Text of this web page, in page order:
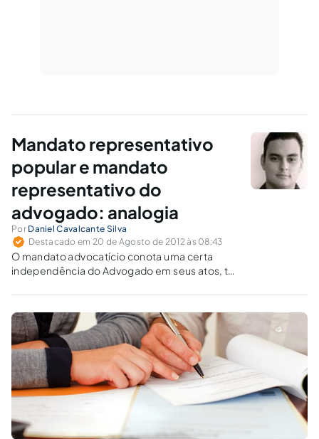
Mandato representativo
popular e mandato
representativo do
advogado: analogia
Por Daniel Cavalcante Silva
Destacado em 20 de Agosto de 2012 às 08:43
O mandato advocatício conota uma certa
independência do Advogado em seus atos, tal
sendo os atos e procedimentos do Advogado
uma expressão do seu representado perante
os tribunais e demais esferas da justiça.